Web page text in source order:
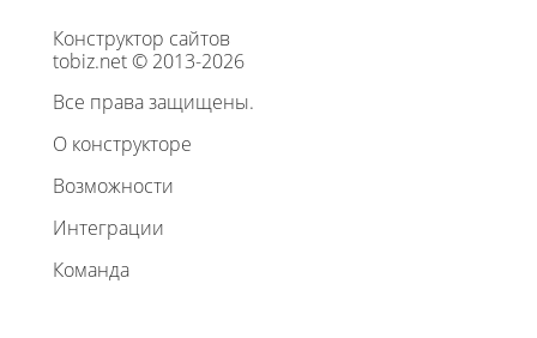
Конструктор сайтов
tobiz.net © 2013-2026
Все права защищены.
О конструкторе
Возможности
Интеграции
Команда